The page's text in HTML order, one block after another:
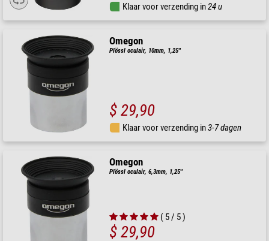
Klaar voor verzending in24 u
Omegon
Plössl oculair, 10mm, 1,25''
$ 29,90
Klaar voor verzending in3-7 dagen
Omegon
Plössl oculair, 6,3mm, 1,25''
( 5 / 5 )
$ 29,90